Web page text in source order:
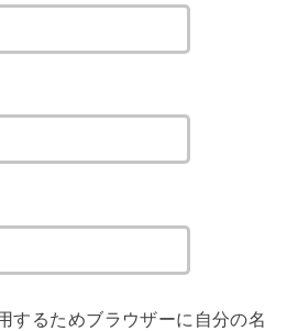
するためブラウザーに自分の名